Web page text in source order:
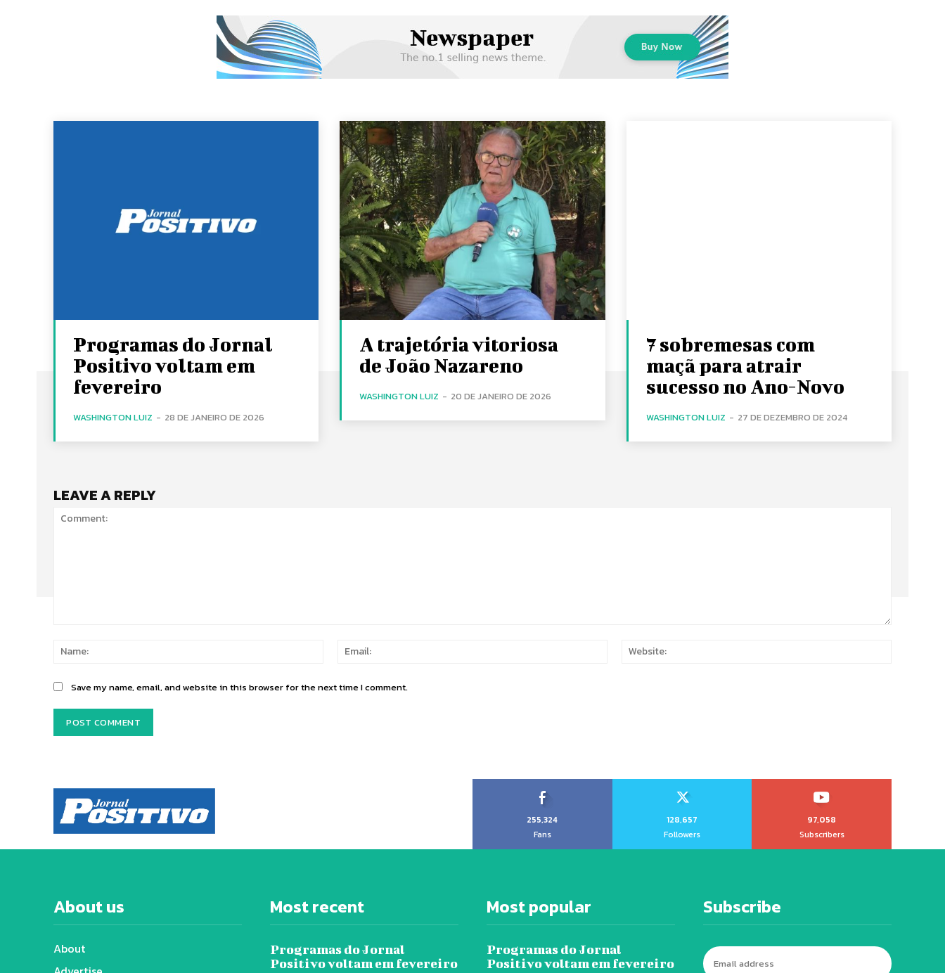
Programas do Jornal
Positivo voltam em
fevereiro
WASHINGTON LUIZ - 28 DE JANEIRO DE 2026
A trajetória vitoriosa
de João Nazareno
WASHINGTON LUIZ - 20 DE JANEIRO DE 2026
7 sobremesas com
maçã para atrair
sucesso no Ano-Novo
WASHINGTON LUIZ - 27 DE DEZEMBRO DE 2024
LEAVE A REPLY
Name:
Email:
Save my name, email, and website in this browser for the next time I comment.
255,324
Fans
128,657
Followers
97,058
Subscribers
About us
About
Most recent
Programas do Jornal
Positivo voltam em fevereiro
Most popular
Programas do Jornal
Positivo voltam em fevereiro
Subscribe